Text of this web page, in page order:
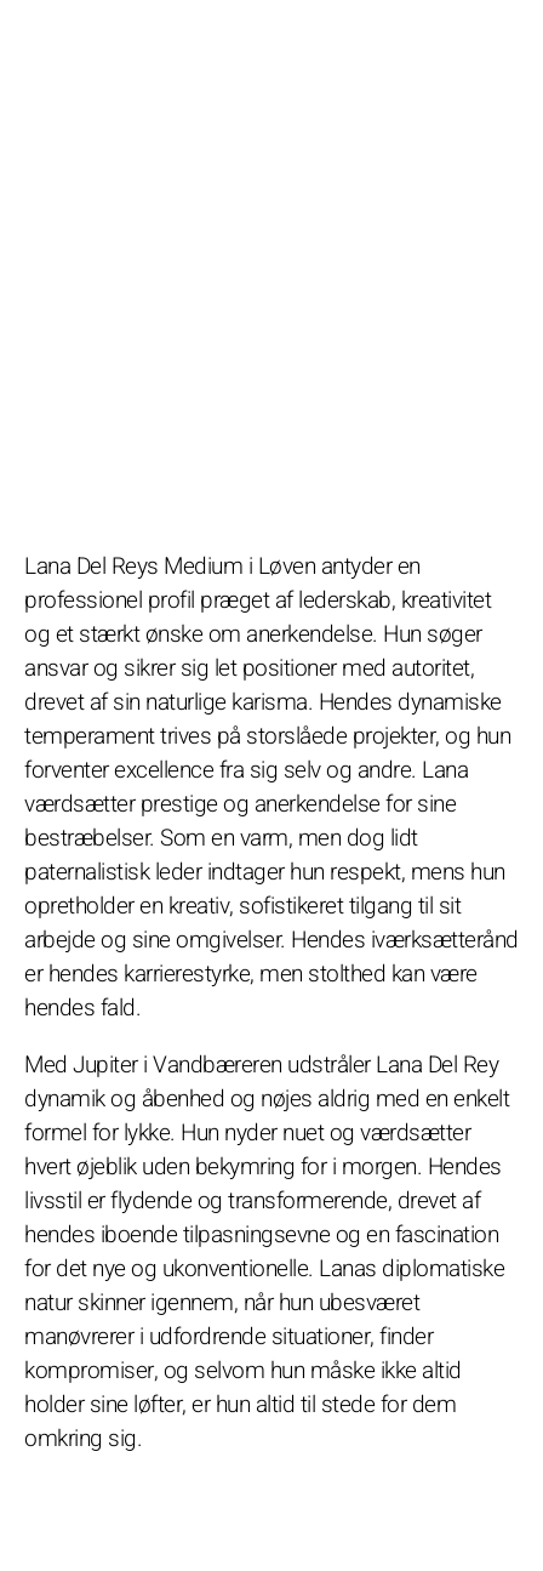
Lana Del Reys Medium i Løven antyder en
professionel profil præget af lederskab, kreativitet
og et stærkt ønske om anerkendelse. Hun søger
ansvar og sikrer sig let positioner med autoritet,
drevet af sin naturlige karisma. Hendes dynamiske
temperament trives på storslåede projekter, og hun
forventer excellence fra sig selv og andre. Lana
værdsætter prestige og anerkendelse for sine
bestræbelser. Som en varm, men dog lidt
paternalistisk leder indtager hun respekt, mens hun
opretholder en kreativ, sofistikeret tilgang til sit
arbejde og sine omgivelser. Hendes iværksætterånd
er hendes karrierestyrke, men stolthed kan være
hendes fald.
Med Jupiter i Vandbæreren udstråler Lana Del Rey
dynamik og åbenhed og nøjes aldrig med en enkelt
formel for lykke. Hun nyder nuet og værdsætter
hvert øjeblik uden bekymring for i morgen. Hendes
livsstil er flydende og transformerende, drevet af
hendes iboende tilpasningsevne og en fascination
for det nye og ukonventionelle. Lanas diplomatiske
natur skinner igennem, når hun ubesværet
manøvrerer i udfordrende situationer, finder
kompromiser, og selvom hun måske ikke altid
holder sine løfter, er hun altid til stede for dem
omkring sig.